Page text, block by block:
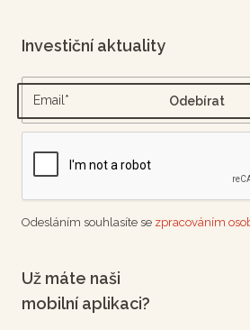
Investiční aktuality
Odesláním souhlasíte se zpracováním
Už máte naši
mobilní aplikaci?